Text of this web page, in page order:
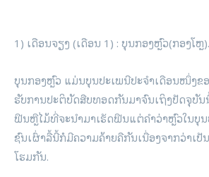
1) ເດືອນຈຽງ (ເດືອນ 1) : ບຸນກອງຫຼົວ(ກອງໂຫຼ).
ບຸນກອງຫຼົວ ແມ່ນບຸນປະເພນີປະຈໍາເດືອນໜຶ່ງຂ
ຮັບການປະຕິບັດສືບທອດກັນມາຈົນເຖິງປັດຈຸບັ
ຟືນຫຼືໄມ້ທີ່ຈະນໍາມາເຮັດຟືນແຕ່ຄໍາວ່າຫຼົວໃນບຸນ
ຊົນເຜົ່າລື້ນີ້ກໍມີຄວາມຄ້າຍຄືກັນເນື່ອງຈາກວ່າເປັ
ໂຮມກັນ.